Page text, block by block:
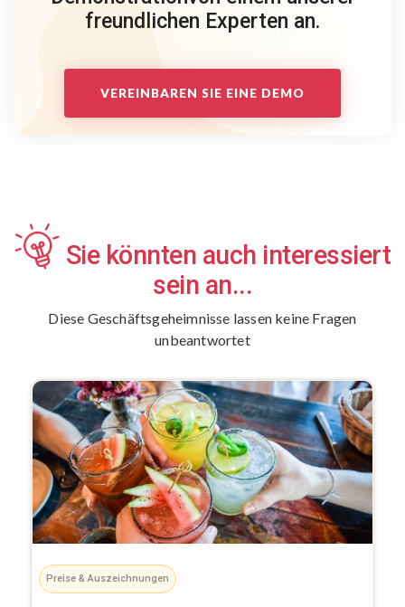
freundlichen Experten an.
VEREINBAREN SIE EINE DEMO
Sie könnten auch interessiert
sein an...
Diese Geschäftsgeheimnisse lassen keine Fragen
unbeantwortet
Preise & Auszeichnungen